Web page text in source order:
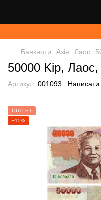
Банкноти Азія Лаос
50000 Kip, Лаос,
Артикул: 001093 Написати
OUTLET
−15%